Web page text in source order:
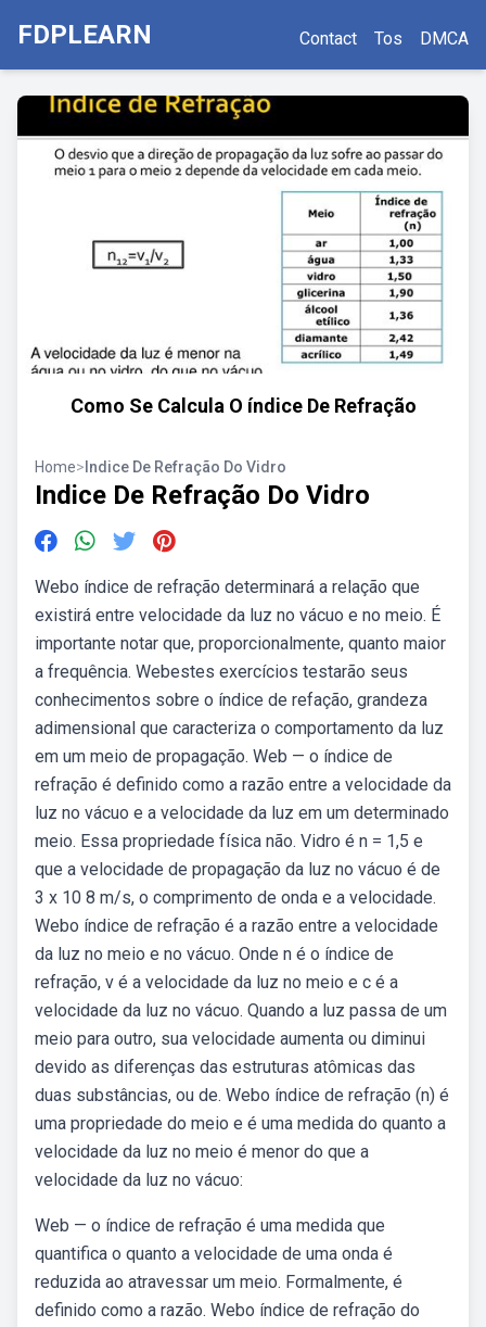
FDPLEARN Contact Tos DMCA
Como Se Calcula O índice De Refração
Home> Indice De Refração Do Vidro
Indice De Refração Do Vidro
Webo índice de refração determinará a relação que
existirá entre velocidade da luz no vácuo e no meio. É
importante notar que, proporcionalmente, quanto maior
a frequência. Webestes exercícios testarão seus
conhecimentos sobre o índice de refação, grandeza
adimensional que caracteriza o comportamento da luz
em um meio de propagação. Web — o índice de
refração é definido como a razão entre a velocidade da
luz no vácuo e a velocidade da luz em um determinado
meio. Essa propriedade física não. Vidro é n = 1,5 e
que a velocidade de propagação da luz no vácuo é de
3 x 10 8 m/s, o comprimento de onda e a velocidade.
Webo índice de refração é a razão entre a velocidade
da luz no meio e no vácuo. Onde n é o índice de
refração, v é a velocidade da luz no meio e c é a
velocidade da luz no vácuo. Quando a luz passa de um
meio para outro, sua velocidade aumenta ou diminui
devido as diferenças das estruturas atômicas das
duas substâncias, ou de. Webo índice de refração (n) é
uma propriedade do meio e é uma medida do quanto a
velocidade da luz no meio é menor do que a
velocidade da luz no vácuo:
Web — o índice de refração é uma medida que
quantifica o quanto a velocidade de uma onda é
reduzida ao atravessar um meio. Formalmente, é
definido como a razão. Webo índice de refração do